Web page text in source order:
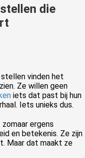
die
vinden het
Ze willen geen
iets dat past bij hun
Iets unieks dus.
ergens
en betekenis. Ze zijn
Maar dat maakt ze